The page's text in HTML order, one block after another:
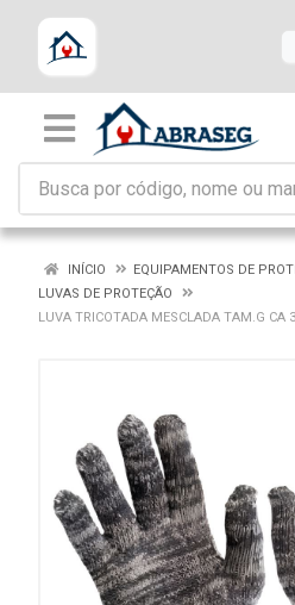
INÍCIO
EQUIPAMENTOS DE
LUVAS DE PROTEÇÃO
LUVA TRICOTADA MESCLADA TAM.G CA